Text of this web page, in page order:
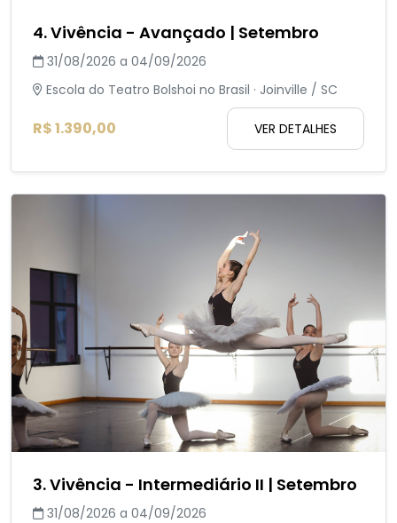
4. Vivência - Avançado | Setembro
31/08/2026 a 04/09/2026
Escola do Teatro Bolshoi no Brasil · Joinville / SC
R$ 1.390,00 VER DETALHES
3. Vivência - Intermediário II | Setembro
31/08/2026 a 04/09/2026